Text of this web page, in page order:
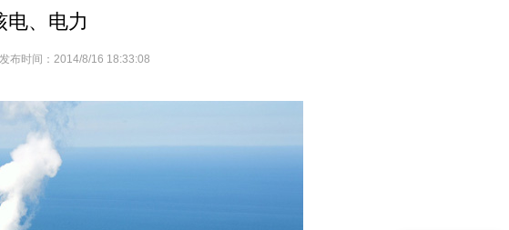
电、电力
发布时间： 2014/8/16 18:33:08